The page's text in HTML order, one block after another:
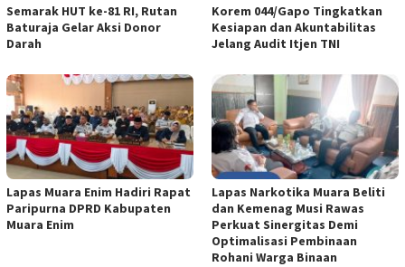
Semarak HUT ke-81 RI, Rutan
Baturaja Gelar Aksi Donor
Darah
Korem 044/Gapo Tingkatkan
Kesiapan dan Akuntabilitas
Jelang Audit Itjen TNI
Lapas Muara Enim Hadiri Rapat
Paripurna DPRD Kabupaten
Muara Enim
Lapas Narkotika Muara Beliti
dan Kemenag Musi Rawas
Perkuat Sinergitas Demi
Optimalisasi Pembinaan
Rohani Warga Binaan